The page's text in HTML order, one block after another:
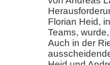
Florian Heid,
Teams,
Auch in der